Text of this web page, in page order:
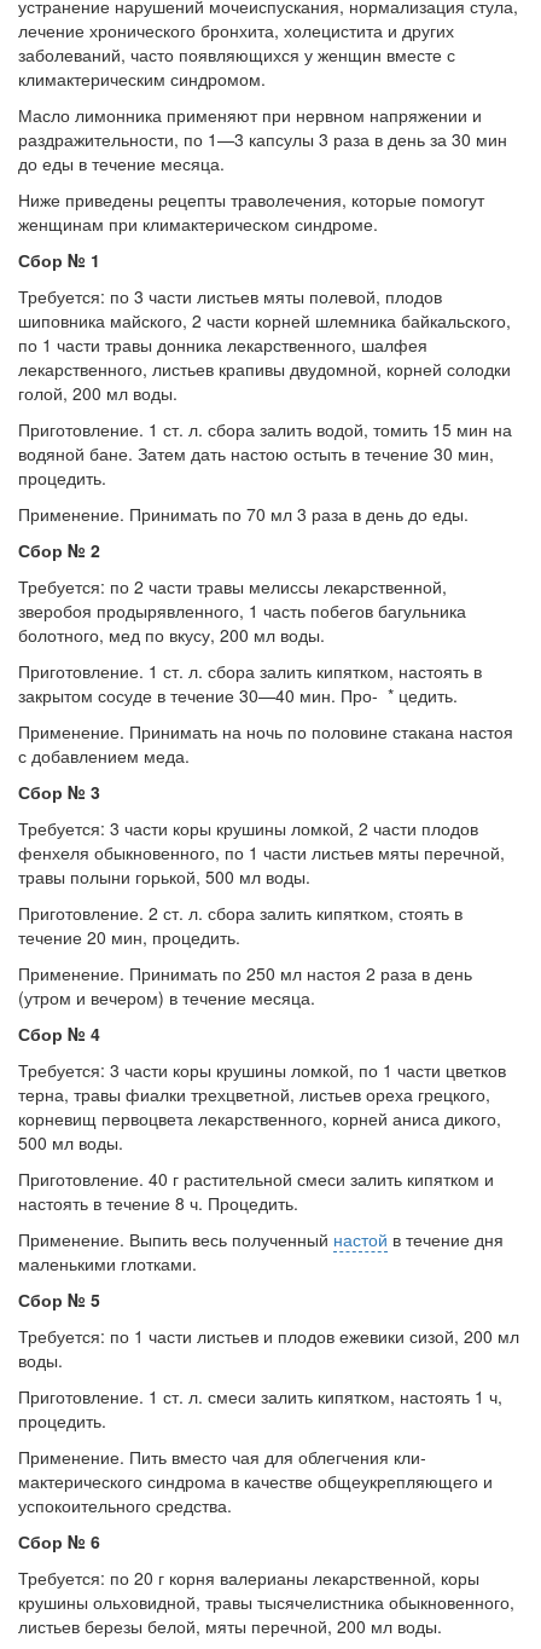
бесплатно, в течении всего срока лечения...
устранение нарушений мочеиспускания, нормали­зация стула,
лечение хронического бронхита, холецистита и других
заболеваний, часто появляющихся у женщин вместе с
климактерическим синдромом.
Масло лимонника применяют при нервном напряже­нии и
раздражительности, по 1—3 капсулы 3 раза в день за 30 мин
до еды в течение месяца.
Ниже приведены рецепты траволечения, которые по­могут
женщинам при климактерическом синдроме.
Сбор № 1
Требуется: по 3 части листьев мяты полевой, плодов
шиповника майского, 2 части корней шлемника байкаль­ского,
по 1 части травы донника лекарственного, шалфея
лекарственного, листьев крапивы двудомной, корней со­лодки
голой, 200 мл воды.
Приготовление. 1 ст. л. сбора залить водой, томить 15 мин на
водяной бане. Затем дать настою остыть в тече­ние 30 мин,
процедить.
Применение. Принимать по 70 мл 3 раза в день до еды.
Сбор № 2
Требуется: по 2 части травы мелиссы лекарственной,
зверобоя продырявленного, 1 часть побегов багульника
болотного, мед по вкусу, 200 мл воды.
Приготовление. 1 ст. л. сбора залить кипятком, на­стоять в
закрытом сосуде в течение 30—40 мин. Про- * цедить.
Применение. Принимать на ночь по половине стакана настоя
с добавлением меда.
Сбор № 3
Требуется: 3 части коры крушины ломкой, 2 части плодов
фенхеля обыкновенного, по 1 части листьев мяты перечной,
травы полыни горькой, 500 мл воды.
Приготовление. 2 ст. л. сбора залить кипятком, стоять в
течение 20 мин, процедить.
Применение. Принимать по 250 мл настоя 2 раза в день
(утром и вечером) в течение месяца.
Сбор № 4
Требуется: 3 части коры крушины ломкой, по 1 части цветков
терна, травы фиалки трехцветной, листьев ореха грецкого,
корневищ первоцвета лекарственного, корней аниса дикого,
500 мл воды.
Приготовление. 40 г растительной смеси залить ки­пятком и
настоять в течение 8 ч. Процедить.
Применение. Выпить весь полученный настой в тече­ние дня
маленькими глотками.
Сбор № 5
Требуется: по 1 части листьев и плодов ежевики си­зой, 200 мл
воды.
Приготовление. 1 ст. л. смеси залить кипятком, на­стоять 1 ч,
процедить.
Применение. Пить вместо чая для облегчения кли­
мактерического синдрома в качестве общеукрепляющего и
успокоительного средства.
Сбор № 6
Требуется: по 20 г корня валерианы лекарственной, коры
крушины ольховидной, травы тысячелистника обыкновенного,
листьев березы белой, мяты перечной, 200 мл воды.